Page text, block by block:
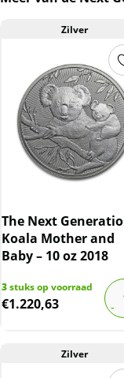
Zilver
The Next
Koala Mother and
Baby – 10 oz 2018
3stuks op voorraad
€1.220,63
Zilver